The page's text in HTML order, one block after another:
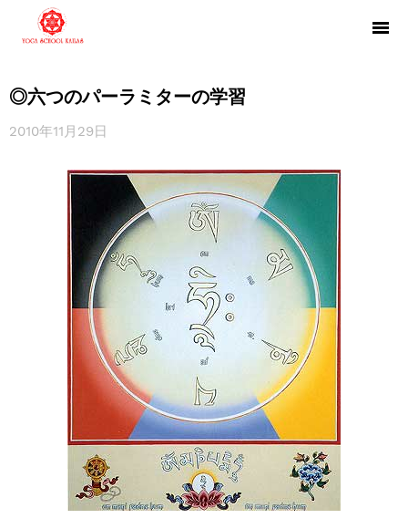
◎六つのパーラミターの学習
2010年11月29日